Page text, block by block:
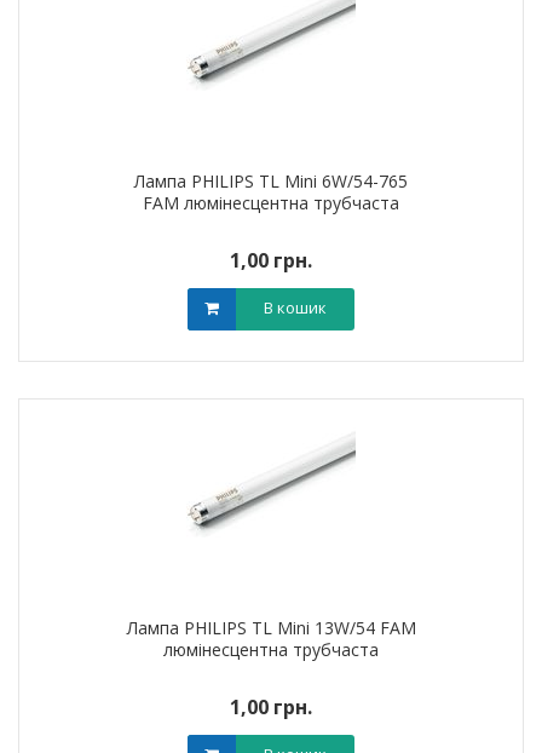
Лампа PHILIPS TL Mini 6W/54-765
FAM люмінесцентна трубчаста
1,00 грн.
В кошик
Лампа PHILIPS TL Mini 13W/54 FAM
люмінесцентна трубчаста
1,00 грн.